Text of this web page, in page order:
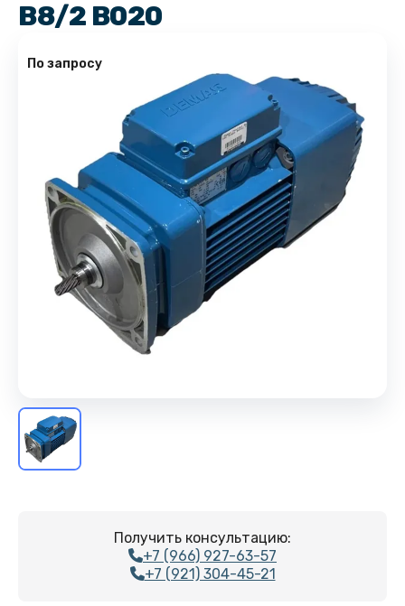
B8/2 B020
По запросу
Получить консультацию:
+7 (966) 927-63-57
+7 (921) 304-45-21